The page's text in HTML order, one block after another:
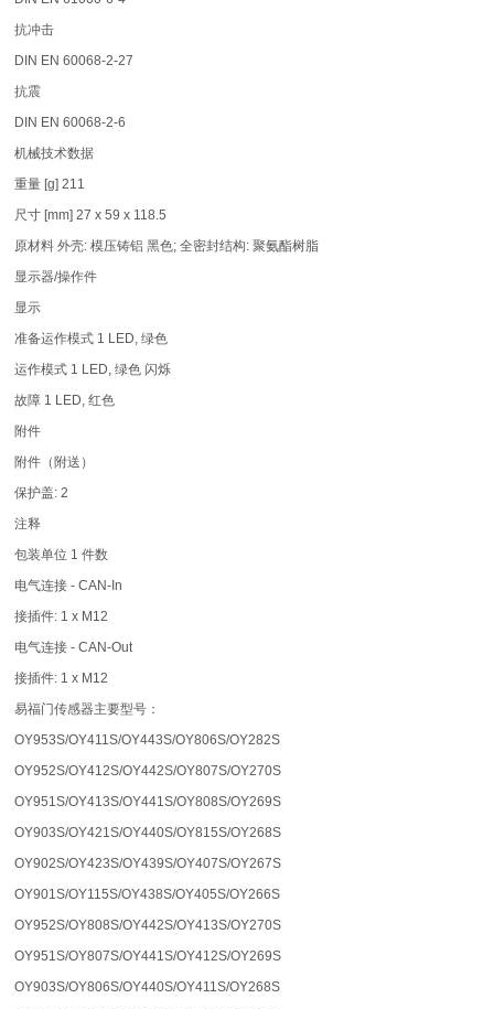
抗冲击
DIN EN 60068-2-27
抗震
DIN EN 60068-2-6
机械技术数据
重量 [g] 211
尺寸 [mm] 27 x 59 x 118.5
原材料 外壳: 模压铸铝 黑色; 全密封结构: 聚氨酯树脂
显示器/操作件
显示
准备运作模式 1 LED, 绿色
运作模式 1 LED, 绿色 闪烁
故障 1 LED, 红色
附件
附件（附送）
保护盖: 2
注释
包装单位 1 件数
电气连接 - CAN-In
接插件: 1 x M12
电气连接 - CAN-Out
接插件: 1 x M12
易福门传感器主要型号：
OY953S/OY411S/OY443S/OY806S/OY282S
OY952S/OY412S/OY442S/OY807S/OY270S
OY951S/OY413S/OY441S/OY808S/OY269S
OY903S/OY421S/OY440S/OY815S/OY268S
OY902S/OY423S/OY439S/OY407S/OY267S
OY901S/OY115S/OY438S/OY405S/OY266S
OY952S/OY808S/OY442S/OY413S/OY270S
OY951S/OY807S/OY441S/OY412S/OY269S
OY903S/OY806S/OY440S/OY411S/OY268S